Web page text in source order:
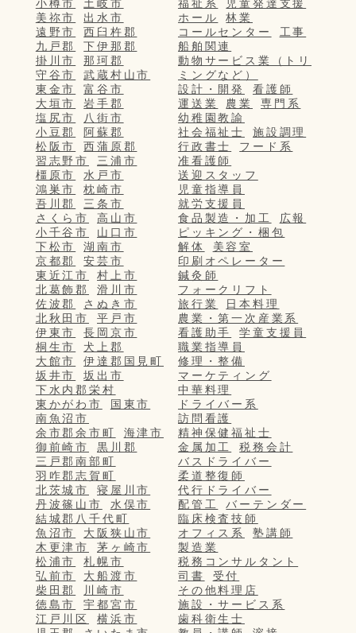
小樽市
土岐市
美祢市
出水市
遠野市
西臼杵郡
九戸郡
下伊那郡
掛川市
那珂郡
守谷市
武蔵村山市
東金市
富谷市
大垣市
岩手郡
塩尻市
八街市
小豆郡
阿蘇郡
松阪市
西蒲原郡
習志野市
三浦市
橿原市
水戸市
鴻巣市
枕崎市
吾川郡
三条市
さくら市
高山市
小千谷市
山口市
下松市
湖南市
京都郡
安芸市
東近江市
村上市
北葛飾郡
滑川市
佐波郡
さぬき市
北秋田市
平戸市
伊東市
長岡京市
桐生市
犬上郡
大館市
伊達郡国見町
坂井市
坂出市
下水内郡栄村
東かがわ市
国東市
南魚沼市
余市郡余市町
海津市
御前崎市
黒川郡
三戸郡南部町
羽咋郡志賀町
北茨城市
寝屋川市
丹波篠山市
水俣市
結城郡八千代町
魚沼市
大阪狭山市
木更津市
茅ヶ崎市
松浦市
札幌市
弘前市
大船渡市
柴田郡
川崎市
徳島市
宇都宮市
江戸川区
横浜市
福祉系
児童発達支援
ホール
林業
コールセンター
工事
船舶関連
動物サービス業（トリ
ミングなど）
設計・開発
看護師
運送業
農業
専門系
幼稚園教諭
社会福祉士
施設調理
行政書士
フード系
准看護師
送迎スタッフ
児童指導員
就労支援員
食品製造・加工
広報
ピッキング・梱包
解体
美容室
印刷オペレーター
鍼灸師
フォークリフト
旅行業
日本料理
農業・第一次産業系
看護助手
学童支援員
職業指導員
修理・整備
マーケティング
中華料理
ドライバー系
訪問看護
精神保健福祉士
金属加工
税務会計
バスドライバー
柔道整復師
代行ドライバー
配管工
バーテンダー
臨床検査技師
オフィス系
塾講師
製造業
税務コンサルタント
司書
受付
その他料理店
施設・サービス系
歯科衛生士